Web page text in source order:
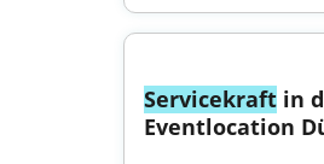
Servicekraft in
Eventlocation